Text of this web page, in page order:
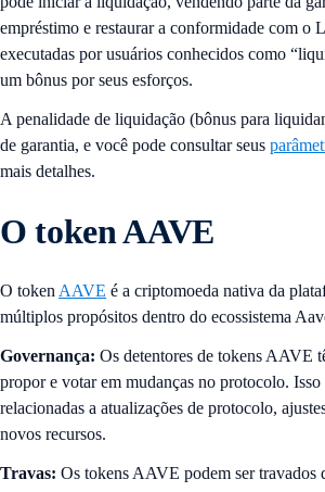
empréstimo e restaurar a conformidade com o
executadas por usuários conhecidos como
um bônus por seus esforços.
A penalidade de liquidação (bônus para
de garantia, e você pode consultar seus
mais detalhes.
O token AAVE
O token AAVE é a criptomoeda nativa da
múltiplos propósitos dentro do ecossistema
Governança: Os detentores de tokens AAVE
propor e votar em mudanças no protocolo.
relacionadas a atualizações de protocolo,
novos recursos.
Travas: Os tokens AAVE podem ser travados